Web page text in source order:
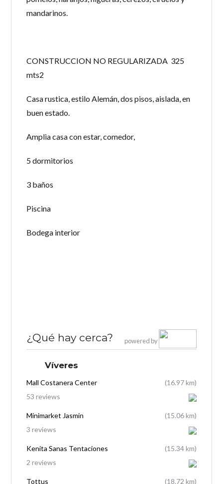
mandarinos.
CONSTRUCCION NO REGULARIZADA 325
mts2
Casa rustica, estilo Alemán, dos pisos, aislada, en
buen estado.
Amplia casa con estar, comedor,
5 dormitorios
3 baños
Piscina
Bodega interior
powered by
¿Qué hay cerca?
Víveres
Mall Costanera Center
(16.97 km)
53 reviews
Minimarket Jasmin
(15.06 km)
3 reviews
Kenita Sanas Tentaciones
(15.34 km)
2 reviews
Tottus (18.72 km)